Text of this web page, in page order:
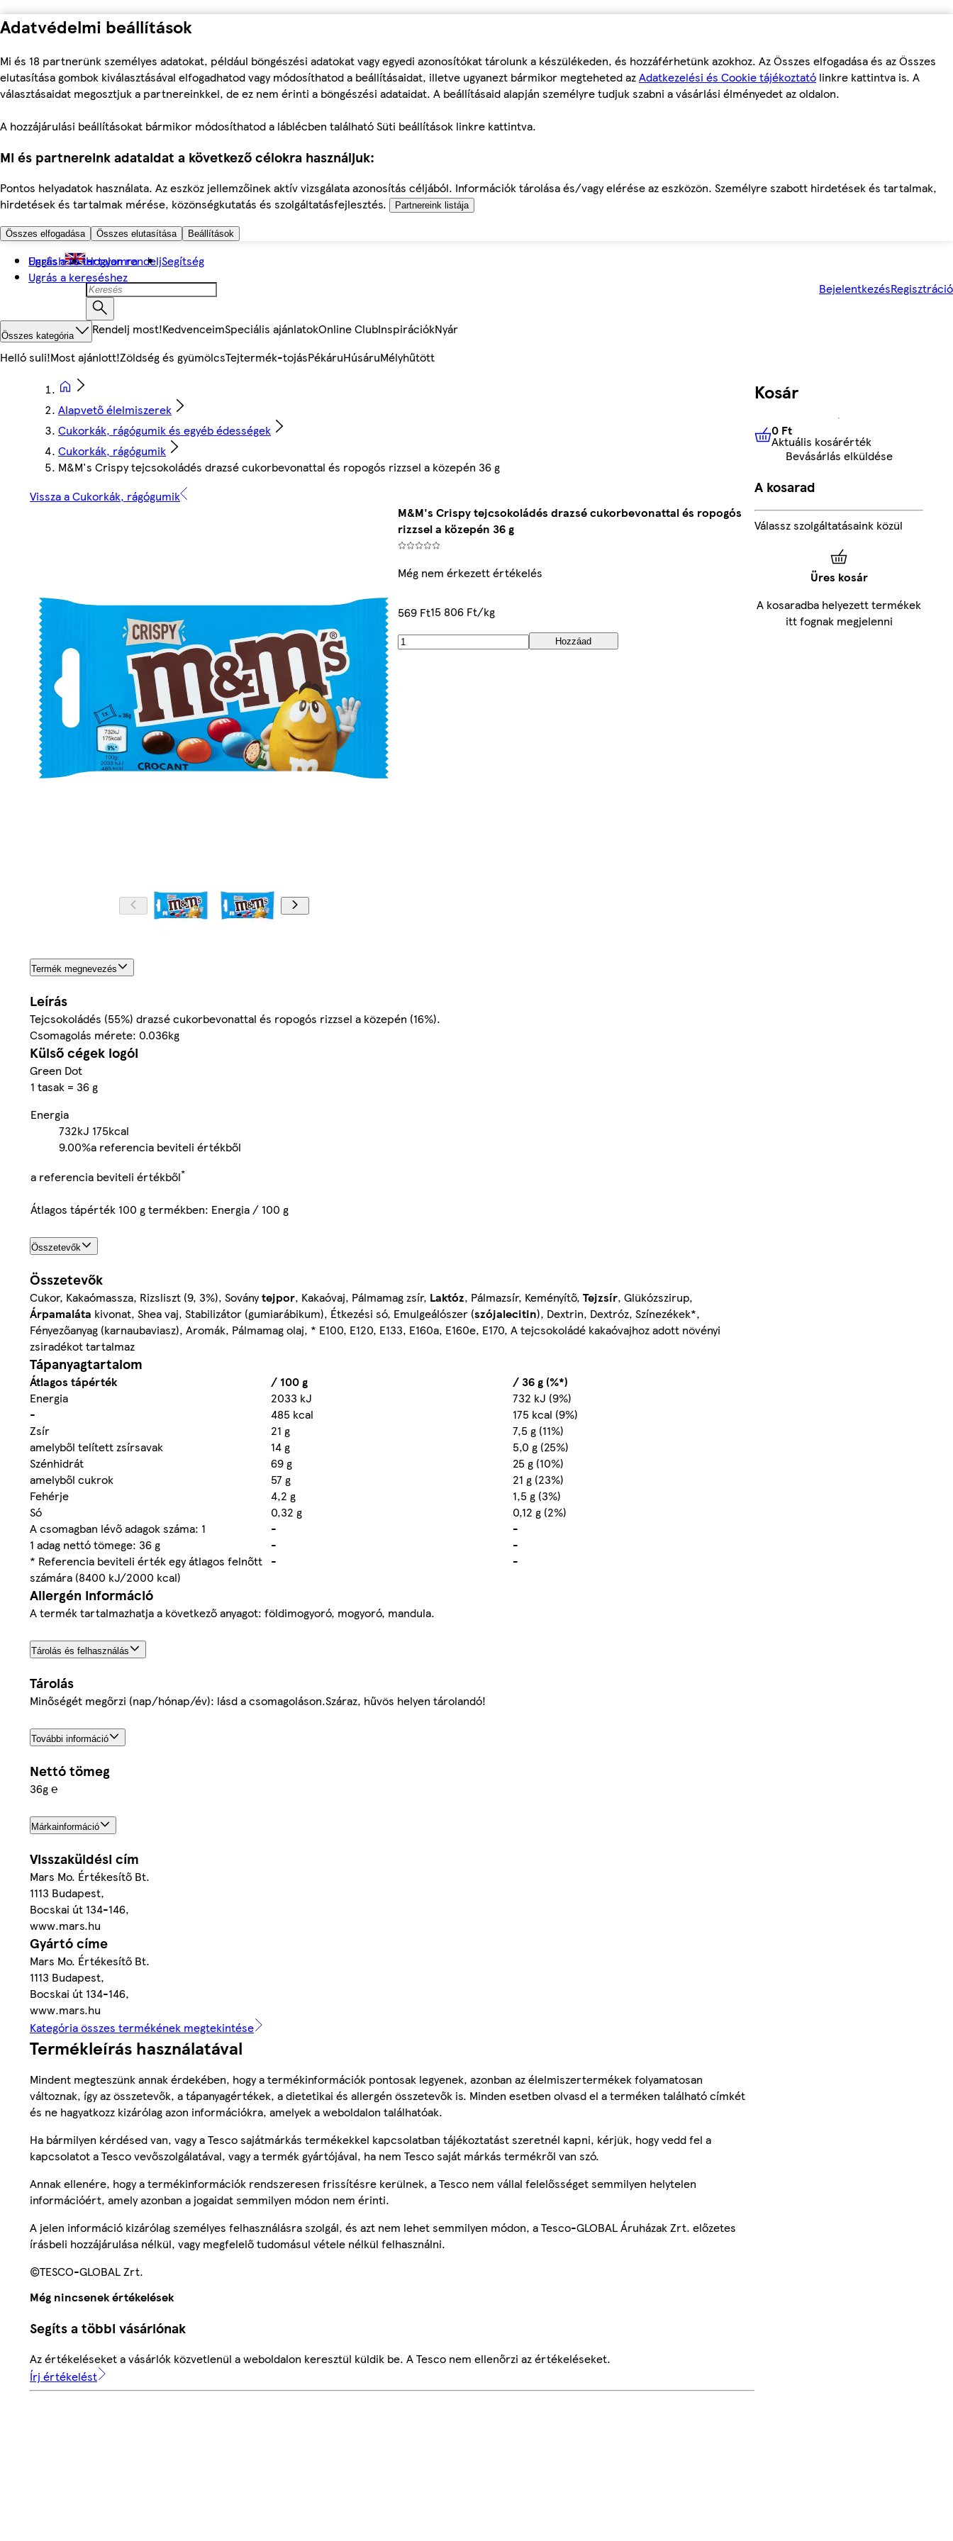
Adatvédelmi beállítások
Mi és 18 partnerünk személyes adatokat, például böngészési adatokat vagy egyedi azonosítókat tárolunk a készülékeden, és hozzáférhetünk azokhoz. Az Összes elfogadása és az Összes
elutasítása gombok kiválasztásával elfogadhatod vagy módosíthatod a beállításaidat, illetve ugyanezt bármikor megteheted azAdatkezelési és Cookie tájékoztató linkre kattintva is. A
választásaidat megosztjuk a partnereinkkel, de ez nem érinti a böngészési adataidat. A beállításaid alapján személyre tudjuk szabni a vásárlási élményedet az oldalon.
A hozzájárulási beállításokat bármikor módosíthatod a láblécben található Süti beállítások linkre kattintva.
Mi és partnereink adataidat a következő célokra használjuk:
Pontos helyadatok használata. Az eszköz jellemzőinek aktív vizsgálata azonosítás céljából. Információk tárolása és/vagy elérése az eszközön. Személyre szabott hirdetések és tartalmak,
hirdetések és tartalmak mérése, közönségkutatás és szolgáltatásfejlesztés.
Partnereink listája
Összes elfogadása Összes elutasítása Beállítások
Ugrás a fő tartalomra
Ugrás a kereséshez
English Hogyan rendeljSegítség
BejelentkezésRegisztráció
Összes kategória Rendelj most!KedvenceimSpeciális ajánlatokOnline ClubInspirációkNyár
Helló suli!Most ajánlott!Zöldség és gyümölcsTejtermék-tojásPékáruHúsáruMélyhűtött
Alapvető élelmiszerek
Cukorkák, rágógumik és egyéb édességek
Cukorkák, rágógumik
M&M's Crispy tejcsokoládés drazsé cukorbevonattal és ropogós rizzsel a közepén 36 g
Vissza a Cukorkák, rágógumik
M&M's Crispy tejcsokoládés drazsé cukorbevonattal és ropogós
rizzsel a közepén 36 g
Még nem érkezett értékelés
569 Ft15 806 Ft/kg
Hozzáad
Termék megnevezés
Leírás
Tejcsokoládés (55%) drazsé cukorbevonattal és ropogós rizzsel a közepén (16%).
Csomagolás mérete: 0.036kg
Külső cégek logói
Green Dot
1 tasak = 36 g
Energia
732kJ 175kcal
9.00%a referencia beviteli értékből
a referencia beviteli értékből*
Átlagos tápérték 100 g termékben: Energia / 100 g
Összetevők
Összetevők
Cukor, Kakaómassza, Rizsliszt (9, 3%), Soványtejpor, Kakaóvaj, Pálmamag zsír, Laktóz, Pálmazsír, Keményítő, Tejzsír, Glükózszirup,
Árpamaláta kivonat, Shea vaj, Stabilizátor (gumiarábikum), Étkezési só, Emulgeálószer (szójalecitin), Dextrin, Dextróz, Színezékek*,
Fényezőanyag (karnaubaviasz), Aromák, Pálmamag olaj, * E100, E120, E133, E160a, E160e, E170, A tejcsokoládé kakaóvajhoz adott növényi
zsiradékot tartalmaz
Tápanyagtartalom
Átlagos tápérték / 100 g
/ 36 g (%*)
Energia
2033 kJ
732 kJ (9%)
-
485 kcal
175 kcal (9%)
Zsír
21 g
7,5 g (11%)
amelyből telített zsírsavak
14 g
5,0 g (25%)
Szénhidrát
69 g
25 g (10%)
amelyből cukrok
57 g
21 g (23%)
Fehérje
4,2 g
1,5 g (3%)
Só
0,32 g
0,12 g (2%)
A csomagban lévő adagok száma: 1
-
-
1 adag nettó tömege: 36 g
-
-
* Referencia beviteli érték egy átlagos felnőtt
számára (8400 kJ/2000 kcal)
- -
Allergén információ
A termék tartalmazhatja a következő anyagot: földimogyoró, mogyoró, mandula.
Tárolás és felhasználás
Tárolás
Minőségét megőrzi (nap/hónap/év): lásd a csomagoláson.Száraz, hűvös helyen tárolandó!
További információ
Nettó tömeg
36g ℮
Márkainformáció
Visszaküldési cím
Mars Mo. Értékesítő Bt.
1113 Budapest,
Bocskai út 134-146,
www.mars.hu
Gyártó címe
Mars Mo. Értékesítő Bt.
1113 Budapest,
Bocskai út 134-146,
www.mars.hu
Kategória összes termékének megtekintése
Termékleírás használatával
Mindent megteszünk annak érdekében, hogy a termékinformációk pontosak legyenek, azonban az élelmiszertermékek folyamatosan
változnak, így az összetevők, a tápanyagértékek, a dietetikai és allergén összetevők is. Minden esetben olvasd el a terméken található címkét
és ne hagyatkozz kizárólag azon információkra, amelyek a weboldalon találhatóak.
Ha bármilyen kérdésed van, vagy a Tesco sajátmárkás termékekkel kapcsolatban tájékoztatást szeretnél kapni, kérjük, hogy vedd fel a
kapcsolatot a Tesco vevőszolgálatával, vagy a termék gyártójával, ha nem Tesco saját márkás termékről van szó.
Annak ellenére, hogy a termékinformációk rendszeresen frissítésre kerülnek, a Tesco nem vállal felelősséget semmilyen helytelen
információért, amely azonban a jogaidat semmilyen módon nem érinti.
A jelen információ kizárólag személyes felhasználásra szolgál, és azt nem lehet semmilyen módon, a Tesco-GLOBAL Áruházak Zrt. előzetes
írásbeli hozzájárulása nélkül, vagy megfelelő tudomásul vétele nélkül felhasználni.
©TESCO-GLOBAL Zrt.
Még nincsenek értékelések
Segíts a többi vásárlónak
Az értékeléseket a vásárlók közvetlenül a weboldalon keresztül küldik be. A Tesco nem ellenőrzi az értékeléseket.
Írj értékelést
Kosár
0 FtAktuális kosárérték
0 Ft
Aktuális kosárérték
Bevásárlás elküldése
A kosarad
Válassz szolgáltatásaink közül
Üres kosár
A kosaradba helyezett termékek
itt fognak megjelenni